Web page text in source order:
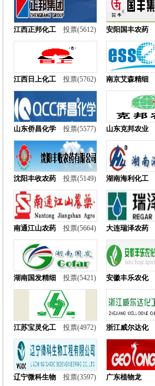
江西正邦化工 投票(5612) 安阳国丰农药
江西日上化工 投票(5762) 南京艾森精细
山东侨昌化学 投票(5577) 山东克邦农业
沈阳丰收农药 投票(5149) 湖南海利化工
南通江山农药 投票(5664) 大连瑞泽农药
湖南国发精细 投票(5421) 安徽丰乐农化
江苏宝灵化工 投票(4972) 浙江威尔达化
辽宁微科生物 投票(3597) 广东植物龙